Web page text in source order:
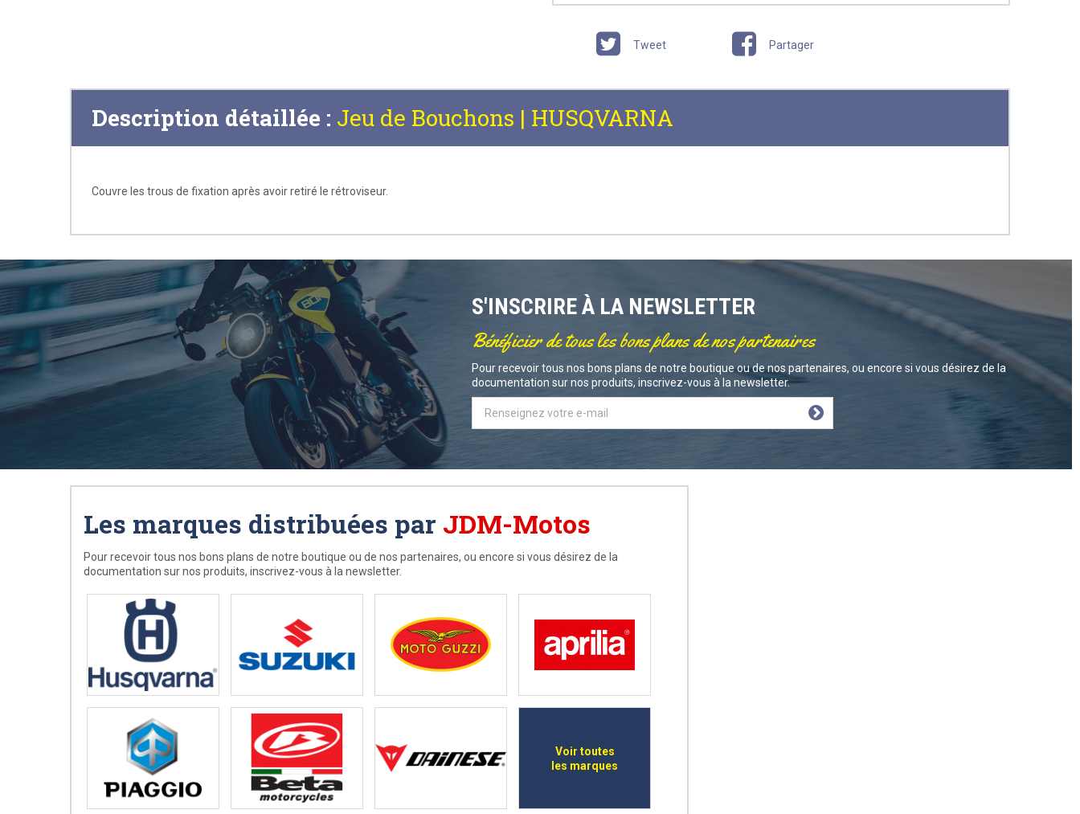
Tweet Partager
Description détaillée : Jeu de Bouchons | HUSQVARNA
Couvre les trous de fixation après avoir retiré le rétroviseur.
S'INSCRIRE À LA NEWSLETTER
Bénéficier de tous les bons plans de nos partenaires
Pour recevoir tous nos bons plans de notre boutique ou de nos partenaires, ou encore si vous désirez de la
documentation sur nos produits, inscrivez-vous à la newsletter.
Les marques distribuées par JDM-Motos
Pour recevoir tous nos bons plans de notre boutique ou de nos partenaires, ou encore si vous désirez de la
documentation sur nos produits, inscrivez-vous à la newsletter.
Voir toutes
les marques